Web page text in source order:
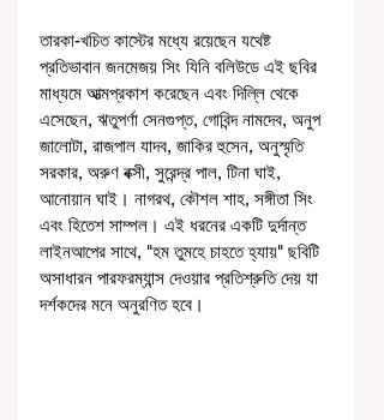
তারকা-খচিত কাস্টের মধ্যে রয়েছেন যথেষ্ট
প্রতিভাবান জনমেজয় সিং যিনি বলিউডে এই ছবির
মাধ্যমে আত্মপ্রকাশ করেছেন এবং দিল্লি থেকে
এসেছেন, ঋতুপর্ণা সেনগুপ্ত, গোবিন্দ নামদেব, অনুপ
জালোটা, রাজপাল যাদব, জাকির হুসেন, অনুস্মৃতি
সরকার, অরুণ বক্সী, সুরেন্দ্র পাল, টিনা ঘাই,
আনোয়ান ঘাই। নাগরথ, কৌশল শাহ, সঙ্গীতা সিং
এবং হিতেশ সাম্পল। এই ধরনের একটি দুর্দান্ত
লাইনআপের সাথে, "হম তুমহে চাহতে হ্যায়" ছবিটি
অসাধারন পারফরম্যান্স দেওয়ার প্রতিশ্রুতি দেয় যা
দর্শকদের মনে অনুরণিত হবে।